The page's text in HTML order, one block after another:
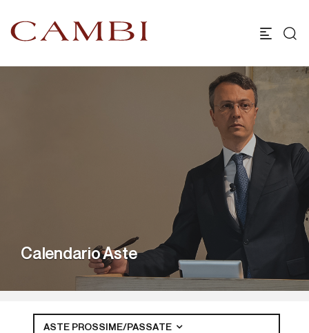
Calendario Aste
ASTE PROSSIME/PASSATE